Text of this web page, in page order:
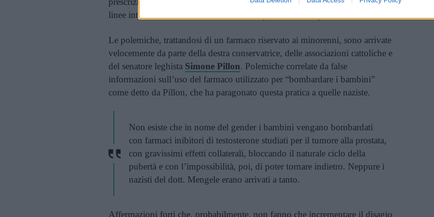
linee internazionali stabilite, secondo una procedura complessa.
Le polemiche, trattandosi di un farmaco riservato ai minorenni, sono arrivate
velocemente da parte della destra conservatrice, delle associazioni cattoliche e
del senatore leghista Simone Pillon. Polemiche correlate da false
informazioni sull’uso del farmaco utilizzato per “bombardare i bambini”
come detto da Pillon, che ha paragonato questa pratica a quelle naziste.
Non esiste che in nome del gender i bambini vengano bombardati
con farmaci inibitori di testosterone studiati per il tumore alla prostata,
con gravissimi effetti collaterali, bloccando il naturale ciclo della
pubertà e con l’impossibilità, poi, di poter tornare indietro. Neppure i
nazisti del dott. Mengele erano arrivati a tanto.
Affermazioni forti che, probabilmente, non fanno che incrementare il disagio